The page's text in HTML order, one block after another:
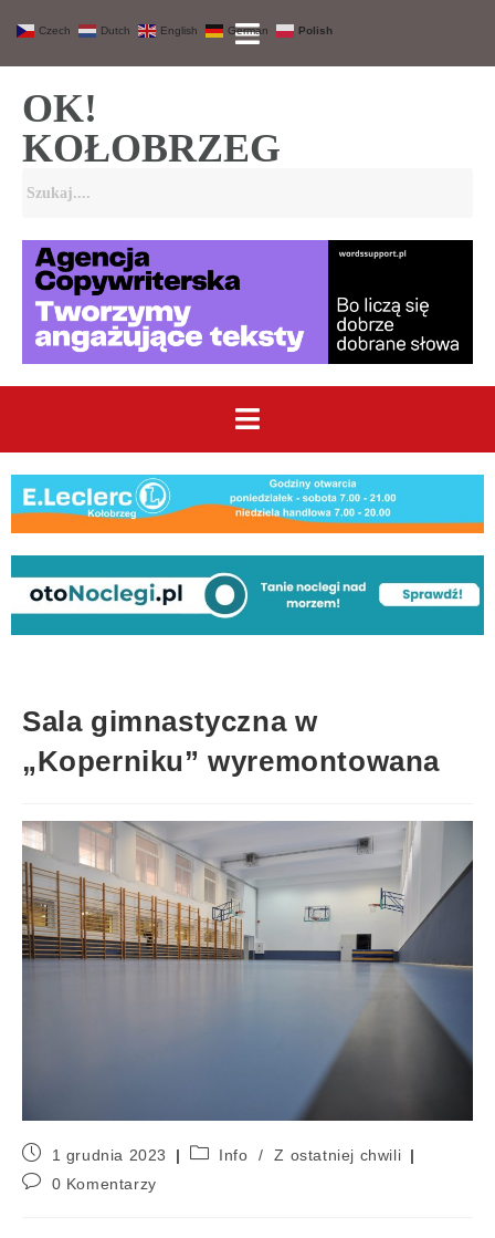
OK!
KOŁOBRZEG
Sala gimnastyczna w
„Koperniku” wyremontowana
1 grudnia 2023 Info /
Z ostatniej chwili
0 Komentarzy
Czech Dutch English German Polish